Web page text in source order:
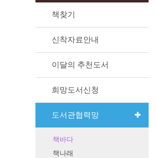
책찾기
신착자료안내
이달의 추천도서
희망도서신청
도서관협력망
책바다
책나래